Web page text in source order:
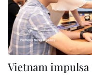
Vietnam